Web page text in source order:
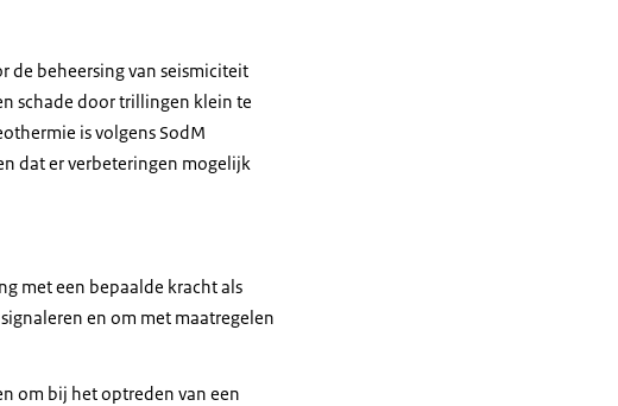
de beheersing van seismiciteit
schade door trillingen klein te
is volgens SodM
dat er verbeteringen mogelijk
met een bepaalde kracht als
en om met maatregelen
om bij het optreden van een